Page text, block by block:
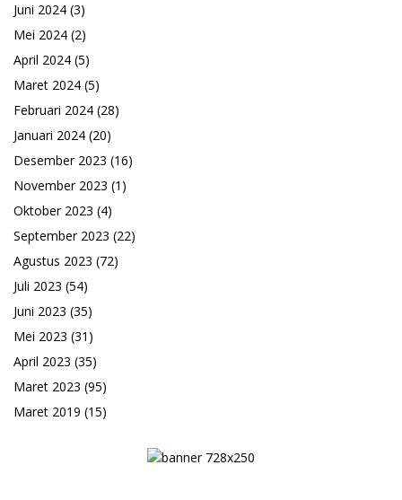
Juni 2024 (3)
Mei 2024 (2)
April 2024 (5)
Maret 2024 (5)
Februari 2024 (28)
Januari 2024 (20)
Desember 2023 (16)
November 2023 (1)
Oktober 2023 (4)
September 2023 (22)
Agustus 2023 (72)
Juli 2023 (54)
Juni 2023 (35)
Mei 2023 (31)
April 2023 (35)
Maret 2023 (95)
Maret 2019 (15)